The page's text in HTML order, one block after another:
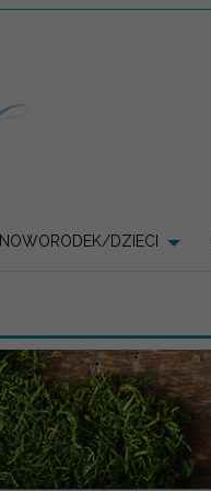
NOWORODEK/DZIECI